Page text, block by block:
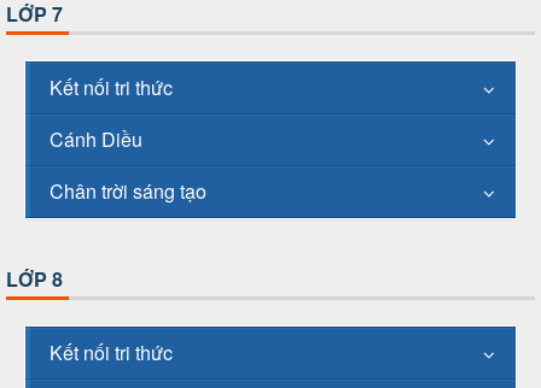
LỚP 7
Kết nối tri thức
Cánh Diều
Chân trời sáng tạo
LỚP 8
Kết nối tri thức